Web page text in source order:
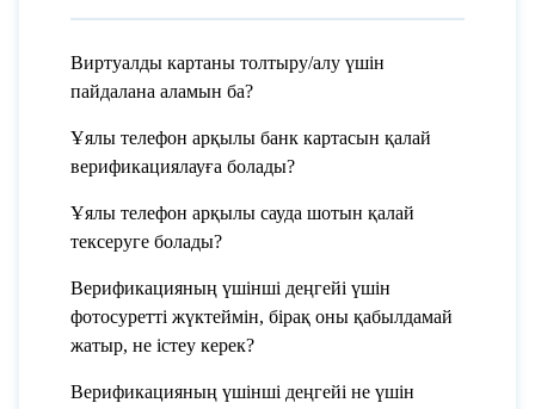
Виртуалды картаны толтыру/алу үшін
пайдалана аламын ба?
Ұялы телефон арқылы банк картасын қалай
верификациялауға болады?
Ұялы телефон арқылы сауда шотын қалай
тексеруге болады?
Верификацияның үшінші деңгейі үшін
фотосуретті жүктеймін, бірақ оны қабылдамай
жатыр, не істеу керек?
Верификацияның үшінші деңгейі не үшін